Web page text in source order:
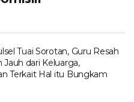
Tuai Sorotan, Guru Resah
dari Keluarga,
Terkait Hal itu Bungkam